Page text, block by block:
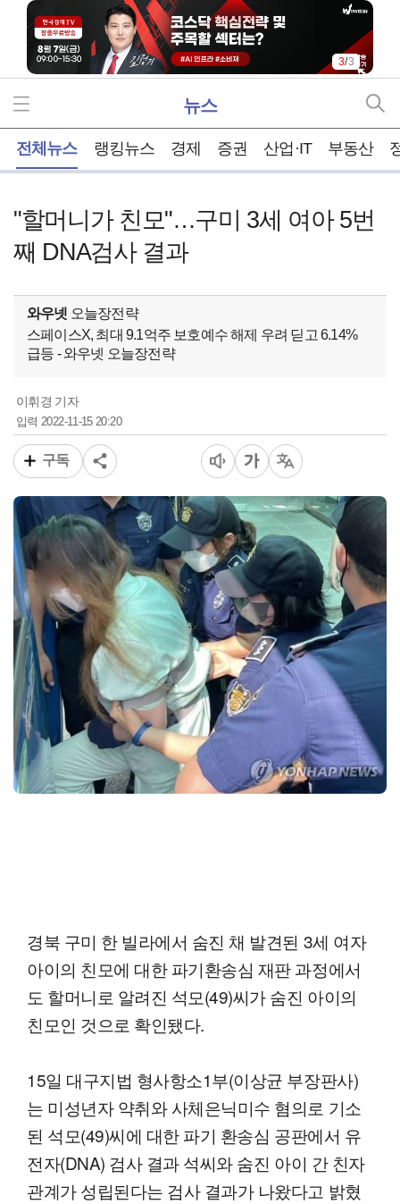
3/3
뉴스
전체뉴스 랭킹뉴스 경제 증권 산업·IT 부동산
"할머니가 친모"…구미 3세 여아 5번
째 DNA검사 결과
와우넷 오늘장전략
스페이스X, 최대 9.1억주 보호예수 해제 우려 딛고 6.14%
급등 - 와우넷 오늘장전략
이휘경 기자
입력 2022-11-15 20:20
구독
경북 구미 한 빌라에서 숨진 채 발견된 3세 여자
아이의 친모에 대한 파기환송심 재판 과정에서
도 할머니로 알려진 석모(49)씨가 숨진 아이의
친모인 것으로 확인됐다.
15일 대구지법 형사항소1부(이상균 부장판사)
는 미성년자 약취와 사체은닉미수 혐의로 기소
된 석모(49)씨에 대한 파기 환송심 공판에서 유
전자(DNA) 검사 결과 석씨와 숨진 아이 간 친자
관계가 성립된다는 검사 결과가 나왔다고 밝혔